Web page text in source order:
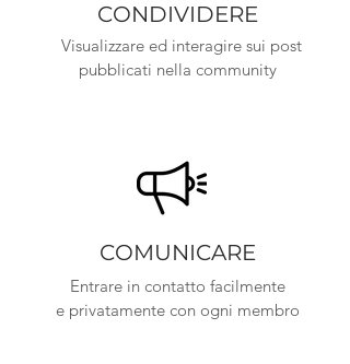
CONDIVIDERE
Visualizzare ed interagire sui post
pubblicati nella community
COMUNICARE
Entrare in contatto facilmente
e privatamente con ogni membro